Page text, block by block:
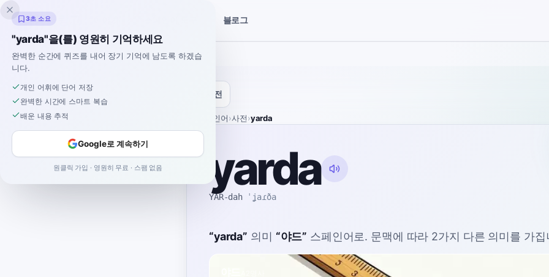
잉클링고 블로그
사전
스페인어›사전›yarda
yarda
YAR-dah ˈʝaɾða
“yarda” 의미 “야드” 스페인어로. 문맥에 따라 2가지 다른 의미를 가집
3초 소요
"yarda"을(를) 영원히 기억하세요
완벽한 순간에 퀴즈를 내어 장기 기억에 남도록 하겠습
니다.
개인 어휘에 단어 저장
완벽한 시간에 스마트 복습
배운 내용 추적
Google로 계속하기
원클릭 가입 · 영원히 무료 · 스팸 없음